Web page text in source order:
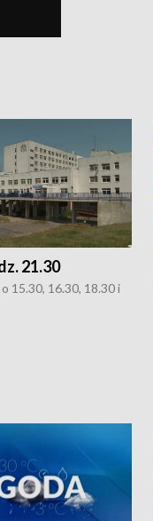
21.30
15.30, 16.30, 18.30 i